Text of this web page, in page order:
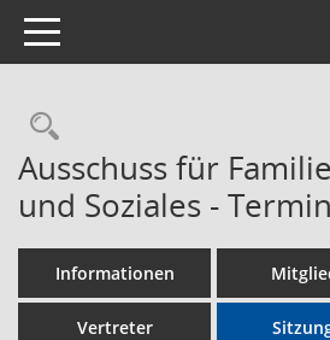
Toggle navigation
Rechercheauswahl
Ausschuss für
und Soziales -
Informationen
Vertreter